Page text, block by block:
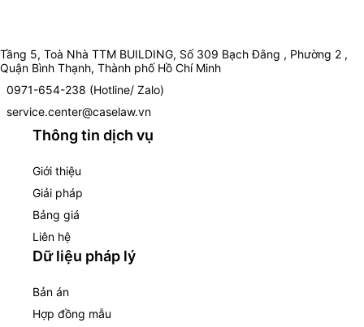
Tầng 5, Toà Nhà TTM BUILDING, Số 309 Bạch Đằng , Phường 2 ,
Quận Bình Thạnh, Thành phố Hồ Chí Minh
0971-654-238 (Hotline/ Zalo)
service.center@caselaw.vn
Thông tin dịch vụ
Giới thiệu
Giải pháp
Bảng giá
Liên hệ
Dữ liệu pháp lý
Bản án
Hợp đồng mẫu